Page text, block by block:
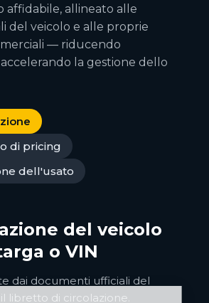
affidabile, allineato alle
del veicolo e alle proprie
— riducendo
la gestione dello
di pricing
dell'usato
del veicolo
o VIN
dai documenti ufficiali del
libretto di circolazione.